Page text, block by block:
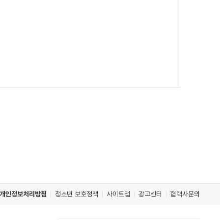
개인정보처리방침 청소년 보호정책 사이트맵 광고센터 협력사문의